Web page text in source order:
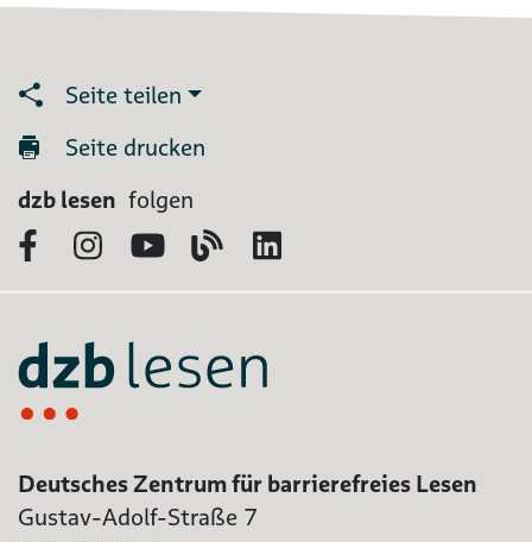
Seite teilen
Seite drucken
dzb lesen folgen
FacebookInstagram
YouTubeBlog
Deutsches Zentrum für barrierefreies Lesen
Gustav-Adolf-Straße 7